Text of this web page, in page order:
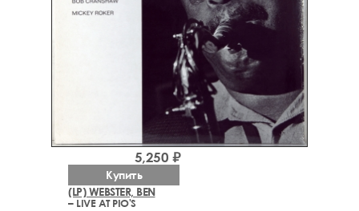
(LP) WEBSTER, BEN
– LIVE AT PIO'S
5,250 ₽
Купить